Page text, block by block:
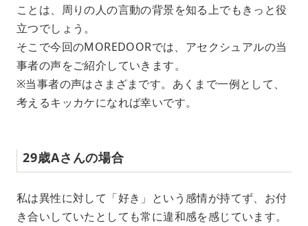
ことは、周りの人の言動の背景を知る上でもきっと役
立つでしょう。
そこで今回のMOREDOORでは、アセクシュアルの当
事者の声をご紹介していきます。
※当事者の声はさまざまです。あくまで一例として、
考えるキッカケになれば幸いです。
29歳Aさんの場合
私は異性に対して「好き」という感情が持てず、お付
き合いしていたとしても常に違和感を感じています。